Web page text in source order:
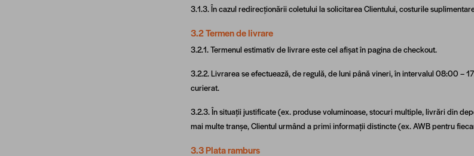
3.1.3. În cazul redirecționării coletului la solicitarea Clientului, costurile
3.2 Termen de livrare
3.2.1. Termenul estimativ de livrare este cel afișat în pagina de checkout.
3.2.2. Livrarea se efectuează, de regulă, de luni până vineri, în intervalul 08:00 –
curierat.
3.2.3. În situații justificate (ex. produse voluminoase, stocuri multiple, livrări din
mai multe tranșe, Clientul urmând a primi informații distincte (ex. AWB pentru
3.3 Plata ramburs